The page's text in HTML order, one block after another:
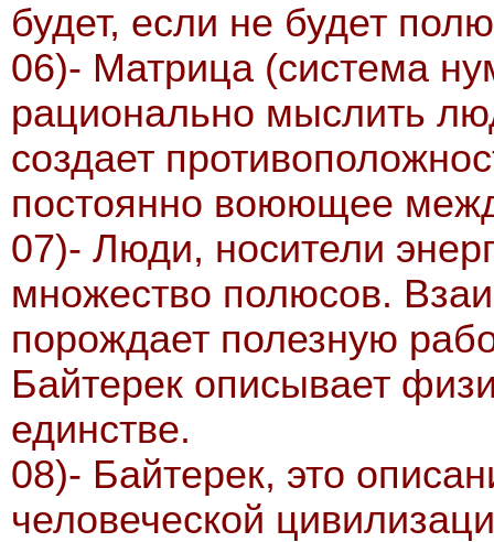
будет, если не будет
06)- Матрица (система
рационально мыслить
создает
постоянно воюющее
07)- Люди, носители
множество полюсов.
порождает полезную
Байтерек описывает
единстве.
08)- Байтерек, это
человеческой